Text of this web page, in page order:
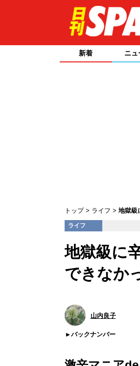
新着 ニュ
トップ ライフ 地獄級
ライフ
地獄級に
できなか
山内良子
バックナンバー